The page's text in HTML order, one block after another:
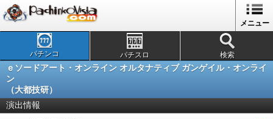
メニュー
パチンコ パチスロ 検索
ｅソードアート・オンライン オルタナティブ ガンゲイル・オンライ
ン
（大都技研）
演出情報